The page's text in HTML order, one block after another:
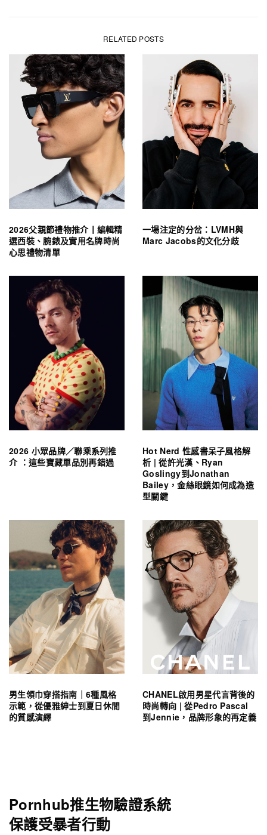
RELATED POSTS
2026父親節禮物推介丨編輯精
選西裝、腕錶及實用名牌時尚
心思禮物清單
一場注定的分岔：LVMH與
Marc Jacobs的文化分歧
2026 小眾品牌／聯乘系列推
介 ：這些寶藏單品別再錯過
Hot Nerd 性感書呆子風格解
析 | 從許光漢、Ryan
Goslingy到Jonathan
Bailey，金絲眼鏡如何成為造
型關鍵
男生領巾穿搭指南｜6種風格
示範，從優雅紳士到夏日休閒
的質感演繹
CHANEL啟用男星代言背後的
時尚轉向 | 從Pedro Pascal
到Jennie，品牌形象的再定義
Pornhub推生物驗證系統
保護受暴者行動